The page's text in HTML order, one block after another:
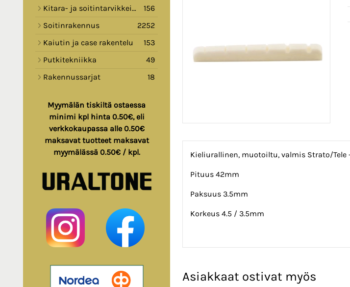
Kitara- ja soitintarvikkeita
156
Soitinrakennus
2252
Kaiutin ja case rakentelu
153
Putkitekniikka
49
Rakennussarjat
18
Myymälän tiskiltä ostaessa
minimi kpl hinta 0.50€, eli
verkkokaupassa alle 0.50€
maksavat tuotteet maksavat
myymälässä 0.50€ / kpl.
Kieliurallinen, muotoiltu, valmis Strato/
Pituus 42mm
Paksuus 3.5mm
Korkeus 4.5 / 3.5mm
Asiakkaat ostivat myös